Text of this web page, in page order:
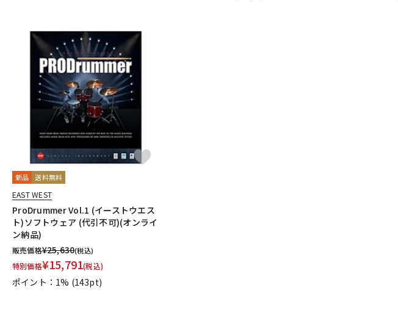
新品 送料無料
EAST WEST
ProDrummer Vol.1 (イーストウエス
ト)ソフトウェア (代引不可)(オンライ
ン納品)
販売価格¥25,630(税込)
特別価格¥15,791(税込)
ポイント：1% (143pt)